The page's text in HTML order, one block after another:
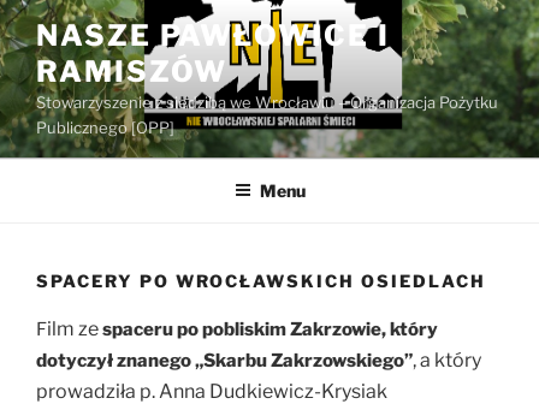
Przejdź
do
treści
NASZE PAWŁOWICE I
RAMISZÓW
Stowarzyszenie z siedzibą we Wrocławiu – Organizacja Pożytku
Publicznego [OPP]
Menu
SPACERY PO WROCŁAWSKICH OSIEDLACH
Film zespaceru po pobliskim Zakrzowie, który
dotyczył znanego „Skarbu Zakrzowskiego”, a który
prowadziła p. Anna Dudkiewicz-Krysiak